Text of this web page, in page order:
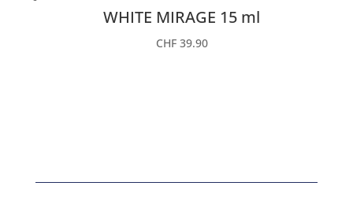
WHITE MIRAGE 15 ml
CHF39.90